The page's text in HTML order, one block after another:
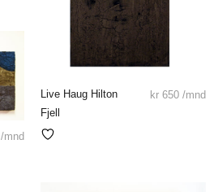
Live Haug Hilton
Fjell
kr 650 /mnd
/mnd